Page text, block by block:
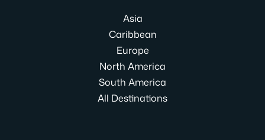
Asia
Caribbean
Europe
North America
South America
All Destinations